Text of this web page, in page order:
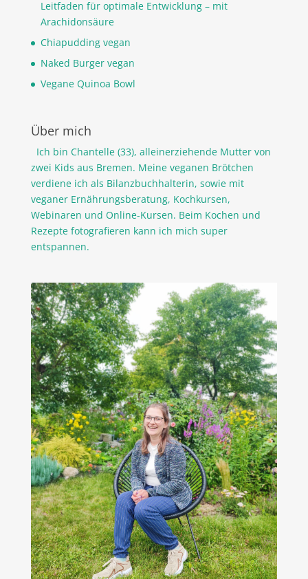
Leitfaden für optimale Entwicklung – mit
Arachidonsäure
Chiapudding vegan
Naked Burger vegan
Vegane Quinoa Bowl
Über mich
Ich bin Chantelle (33), alleinerziehende Mutter von
zwei Kids aus Bremen. Meine veganen Brötchen
verdiene ich als Bilanzbuchhalterin, sowie mit
veganer Ernährungsberatung, Kochkursen,
Webinaren und Online-Kursen. Beim Kochen und
Rezepte fotografieren kann ich mich super
entspannen.